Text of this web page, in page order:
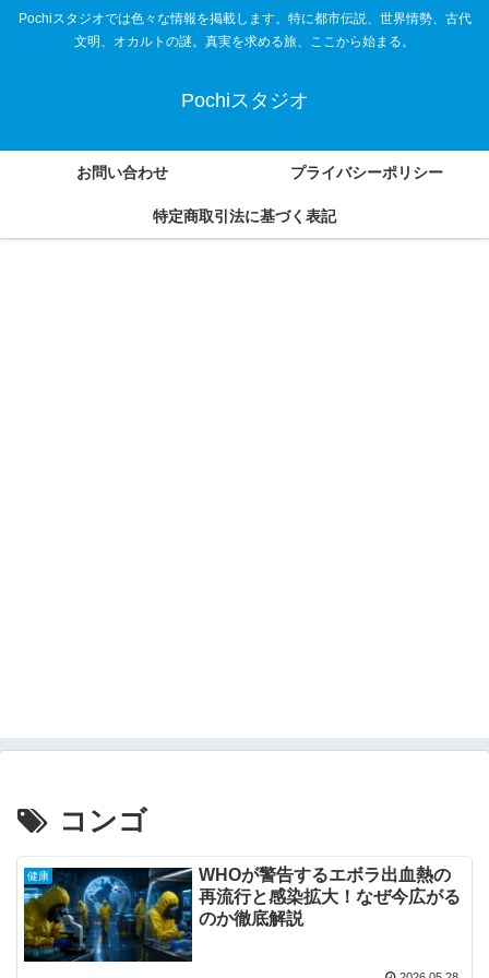
Pochiスタジオでは色々な情報を掲載します。特に都市伝説、世界情勢、古代
文明、オカルトの謎。真実を求める旅、ここから始まる。
Pochiスタジオ
お問い合わせ プライバシーポリシー
特定商取引法に基づく表記
コンゴ
健康
WHOが警告するエボラ出血熱の
再流行と感染拡大！なぜ今広がる
のか徹底解説